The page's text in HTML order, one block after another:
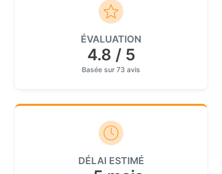
ÉVALUATION
4.8 / 5
Basée sur 73 avis
DÉLAI ESTIMÉ